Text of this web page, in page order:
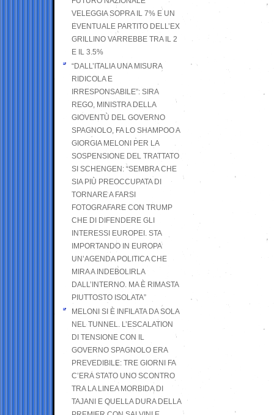
VELEGGIA SOPRA IL 7% E UN
EVENTUALE PARTITO DELL’EX
GRILLINO VARREBBE TRA IL 2
E IL 3.5%
“DALL’ITALIA UNA MISURA
RIDICOLA E
IRRESPONSABILE”: SIRA
REGO, MINISTRA DELLA
GIOVENTÙ DEL GOVERNO
SPAGNOLO, FA LO SHAMPOO A
GIORGIA MELONI PER LA
SOSPENSIONE DEL TRATTATO
SI SCHENGEN: “SEMBRA CHE
SIA PIÙ PREOCCUPATA DI
TORNARE A FARSI
FOTOGRAFARE CON TRUMP
CHE DI DIFENDERE GLI
INTERESSI EUROPEI. STA
IMPORTANDO IN EUROPA
UN’AGENDA POLITICA CHE
MIRA A INDEBOLIRLA
DALL’INTERNO. MA È RIMASTA
PIUTTOSTO ISOLATA”
MELONI SI È INFILATA DA SOLA
NEL TUNNEL. L’ESCALATION
DI TENSIONE CON IL
GOVERNO SPAGNOLO ERA
PREVEDIBILE: TRE GIORNI FA
C’ERA STATO UNO SCONTRO
TRA LA LINEA MORBIDA DI
TAJANI E QUELLA DURA DELLA